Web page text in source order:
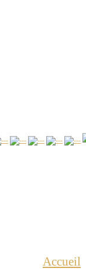
Accueil